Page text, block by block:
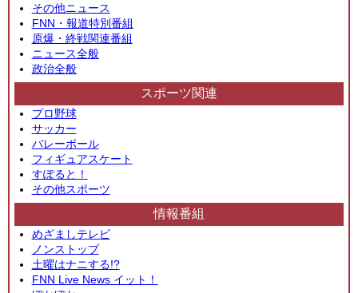
その他ニュース
FNN・報道特別番組
原爆・終戦関連番組
ニュース全般
政治全般
スポーツ関連
プロ野球
サッカー
バレーボール
フィギュアスケート
すぽると！
その他スポーツ
情報番組
めざましテレビ
ノンストップ
土曜はナニする!?
FNN Live News イット！